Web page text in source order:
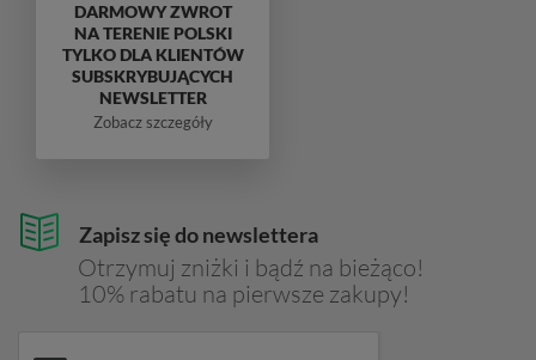
Zapisz się do newslettera
Otrzymuj zniżki i bądź na bieżąco!
10% rabatu na pierwsze zakupy!
DARMOWY ZWROT
NA TERENIE POLSKI
TYLKO DLA KLIENTÓW
SUBSKRYBUJĄCYCH
NEWSLETTER
Zobacz szczegóły